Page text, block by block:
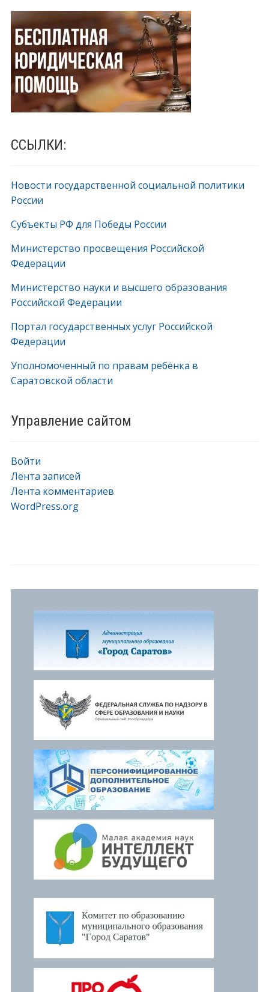
ССЫЛКИ:
Новости государственной социальной политики
России
Субъекты РФ для Победы России
Министерство просвещения Российской
Федерации
Министерство науки и высшего образования
Российской Федерации
Портал государственных услуг Российской
Федерации
Уполномоченный по правам ребёнка в
Саратовской области
Управление сайтом
Войти
Лента записей
Лента комментариев
WordPress.org